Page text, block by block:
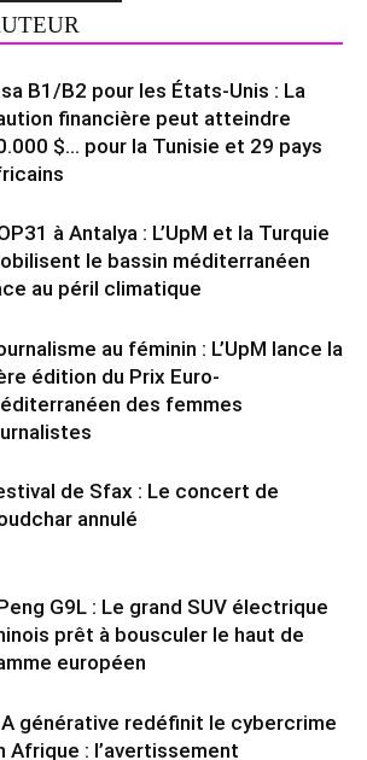
B1/B2 pour les États-Unis : La
financière peut atteindre
$… pour la Tunisie et 29 pays
à Antalya : L’UpM et la Turquie
le bassin méditerranéen
au péril climatique
au féminin : L’UpM lance la
édition du Prix Euro-
des femmes
de Sfax : Le concert de
annulé
G9L : Le grand SUV électrique
prêt à bousculer le haut de
européen
générative redéfinit le cybercrime
Afrique : l’avertissement